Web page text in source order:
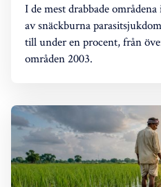
I de mest drabbade
av snäckburna
till under en procent, från
områden 2003.